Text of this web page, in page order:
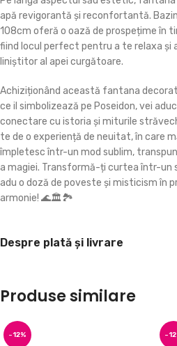
apă revigorantă și reconfortantă.
108cm oferă o oază de prospețime în
fiind locul perfect pentru a te relaxa și
liniștitor al apei curgătoare.
Achiziționând această fantana
ce il simbolizează pe Poseidon, vei
conectare cu istoria și miturile
te de o experiență de neuitat, în care
împletesc într-un mod sublim,
a magiei. Transformă-ți curtea într-un
adu o doză de poveste și misticism în
armonie! 🌊🏛️🏞️
Despre plată și livrare
Produse similare
-12% -